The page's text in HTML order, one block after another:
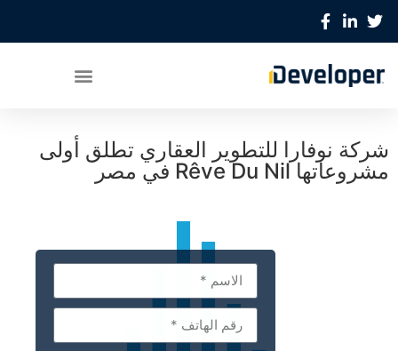
شركة نوفارا للتطوير العقاري تطلق أولى
مشروعاتها Rêve Du Nil في مصر